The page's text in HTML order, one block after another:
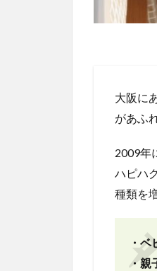
大阪に
があふ
2009年
ハピハ
種類を
・
・親